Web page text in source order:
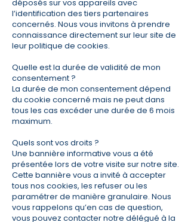
déposés sur vos appareils avec
l’identification des tiers partenaires
concernés. Nous vous invitons à prendre
connaissance directement sur leur site de
leur politique de cookies.
Quelle est la durée de validité de mon
consentement ?
La durée de mon consentement dépend
du cookie concerné mais ne peut dans
tous les cas excéder une durée de 6 mois
maximum.
Quels sont vos droits ?
Une bannière informative vous a été
présentée lors de votre visite sur notre site.
Cette bannière vous a invité à accepter
tous nos cookies, les refuser ou les
paramétrer de manière granulaire. Nous
vous rappelons qu’en cas de question,
vous pouvez contacter notre délégué à la